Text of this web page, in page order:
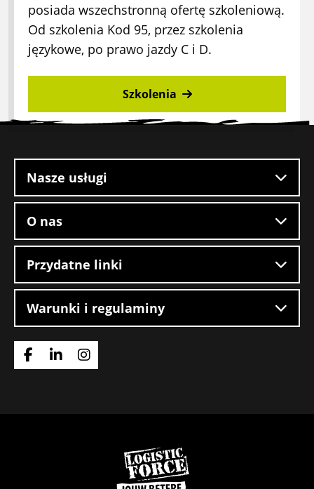
posiada wszechstronną ofertę szkoleniową.
Od szkolenia Kod 95, przez szkolenia
językowe, po prawo jazdy C i D.
Szkolenia
witryny
Nasze usługi
O nas
Przydatne linki
Warunki i regulaminy
Idź
Facebook
Idź
LinkedIn
Idź
Instagram
Wróć
do